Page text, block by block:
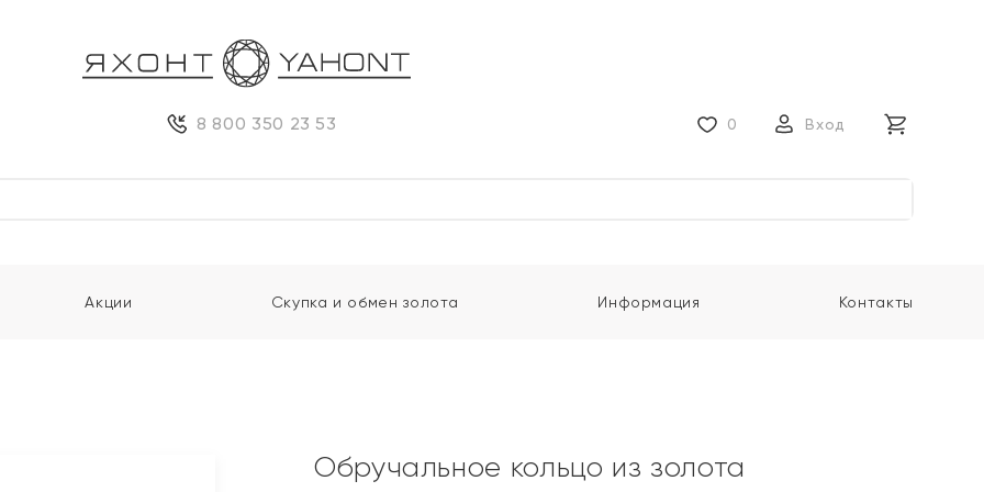
8 800 350 23 53 0 Вход
Акции Скупка и обмен золота Информация Контакты
Обручальное кольцо из золота